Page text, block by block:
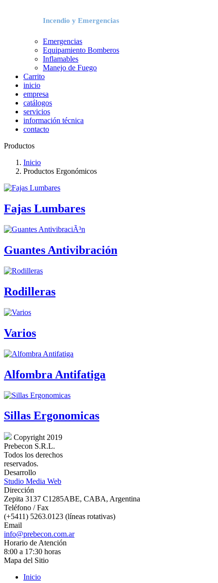
Incendio y Emergencias
Emergencias
Equipamiento Bomberos
Inflamables
Manejo de Fuego
Carrito
inicio
empresa
catálogos
servicios
información técnica
contacto
Productos
Inicio
Productos Ergonómicos
Fajas Lumbares
Guantes Antivibración
Rodilleras
Varios
Alfombra Antifatiga
Sillas Ergonomicas
Copyright 2019
Prebecon S.R.L.
Todos los derechos
reservados.
Desarrollo
Studio Media Web
Dirección
Zepita 3137 C1285ABE, CABA, Argentina
Teléfono / Fax
(+5411) 5263.0123 (líneas rotativas)
Email
info@prebecon.com.ar
Horario de Atención
8:00 a 17:30 horas
Mapa del Sitio
Inicio